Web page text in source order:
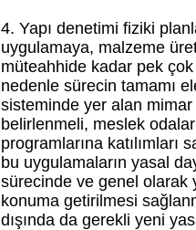
4. Yapı denetimi fiziki
uygulamaya, malzeme
müteahhide kadar pek
nedenle sürecin tamamı
sisteminde yer alan
belirlenmeli, meslek
programlarına
bu uygulamaların yasal
sürecinde ve genel olarak
konuma getirilmesi
dışında da gerekli yeni